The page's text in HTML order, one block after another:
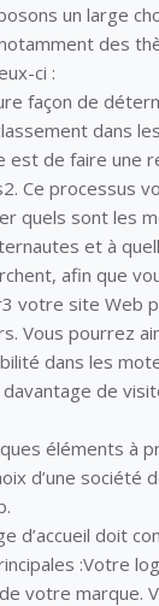
un large
des
ci :
façon de
dans
est de faire une
Ce processus
quels sont les
et à
afin que
votre site Web
Vous pourrez
dans les
de
éléments à
d’une société
d’accueil doit
:Votre
votre marque.